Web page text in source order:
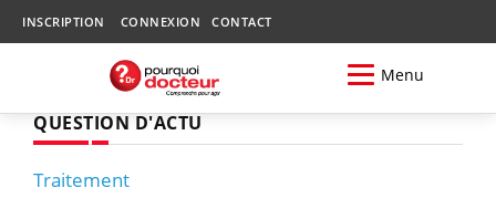
INSCRIPTION CONNEXION CONTACT
Menu
QUESTION D'ACTU
Traitement